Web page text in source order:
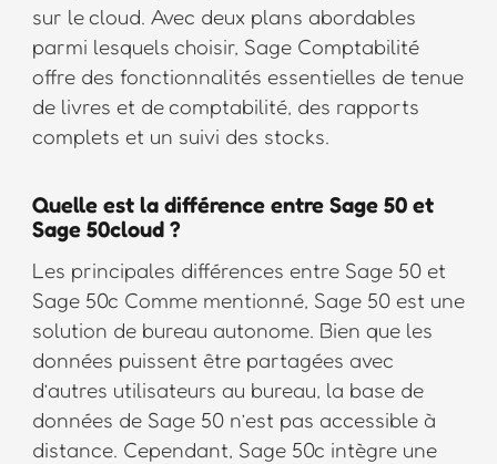
sur le cloud. Avec deux plans abordables
parmi lesquels choisir, Sage Comptabilité
offre des fonctionnalités essentielles de tenue
de livres et de comptabilité, des rapports
complets et un suivi des stocks.
Quelle est la différence entre Sage 50 et
Sage 50cloud ?
Les principales différences entre Sage 50 et
Sage 50c Comme mentionné, Sage 50 est une
solution de bureau autonome. Bien que les
données puissent être partagées avec
d’autres utilisateurs au bureau, la base de
données de Sage 50 n’est pas accessible à
distance. Cependant, Sage 50c intègre une